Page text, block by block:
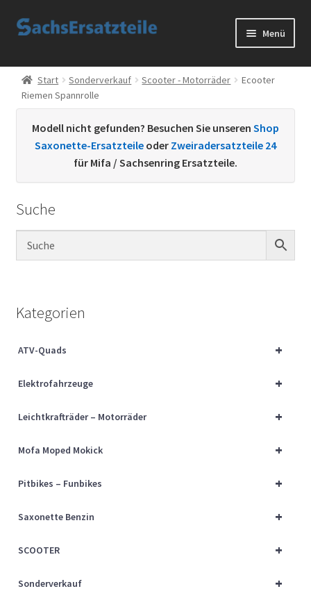
Zur
Zum
Menü
Start
AGB
Datenschutzerklärung
Kontakt
Sachs Ersatzteile
Über uns
Start Sonderverkauf Scooter - Motorräder
Ecooter
Riemen Spannrolle
Modell nicht gefunden? Besuchen Sie unseren Shop
Saxonette-Ersatzteile oder Zweiradersatzteile 24
für Mifa / Sachsenring Ersatzteile.
Suche
Kategorien
+
ATV-Quads
+
Elektrofahrzeuge
+
Leichtkrafträder – Motorräder
+
Mofa Moped Mokick
+
Pitbikes – Funbikes
+
Saxonette Benzin
+
SCOOTER
+
Sonderverkauf